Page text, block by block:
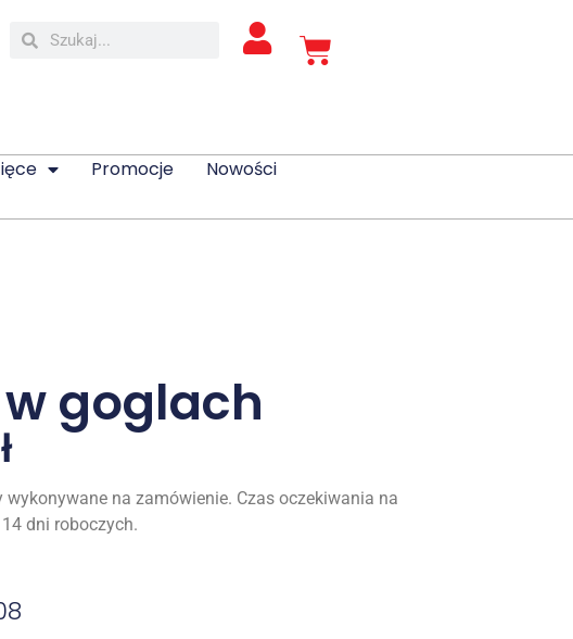
Promocje Nowości
goglach
wykonywane na zamówienie. Czas oczekiwania na
dni roboczych.